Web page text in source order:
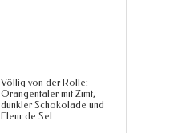
Völlig von der Rolle:
Orangentaler mit Zimt,
dunkler Schokolade und
Fleur de Sel